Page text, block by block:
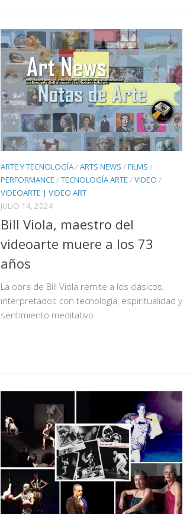
ARTE Y TECNOLOGÍA/ARTS NEWS /FILMS /
PERFORMANCE /TECNOLOGÍA ARTE /VIDEO /
VIDEOARTE | VIDEO ART
JULIO 14, 2024
Bill Viola, maestro del
videoarte muere a los 73
años
La obra de Bill Viola remite a los clásicos,
interpretados con tecnología, espiritualidad y
sentimiento meditativo.